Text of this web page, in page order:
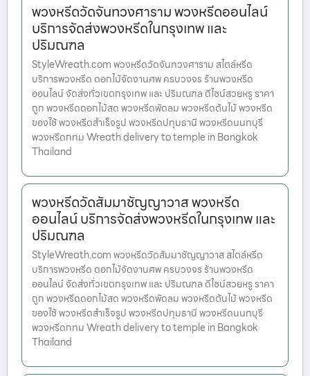
พวงหรีดวัดจันทวงศาราม พวงหรีดออนไลน์
บริการจัดส่งพวงหรีดในกรุงเทพ และ
ปริมณฑล
StyleWreath.com พวงหรีดวัดจันทวงศาราม สไตล์หรีด
บริการพวงหรีด ดอกไม้จัดงานศพ ครบวงจร ร้านพวงหรีด
ออนไลน์ จัดส่งทั่วเขตกรุงเทพ และ ปริมณฑล ดีไซน์สวยหรู ราคา
ถูก พวงหรีดดอกไม้สด พวงหรีดพัดลม พวงหรีดต้นไม้ พวงหรีด
ของใช้ พวงหรีดสำเร็จรูป พวงหรีดปทุมธานี พวงหรีดนนทบุรี
พวงหรีดกทม Wreath delivery to temple in Bangkok
Thailand
พวงหรีดวัดสัมมาชัญญาวาส พวงหรีด
ออนไลน์ บริการจัดส่งพวงหรีดในกรุงเทพ และ
ปริมณฑล
StyleWreath.com พวงหรีดวัดสัมมาชัญญาวาส สไตล์หรีด
บริการพวงหรีด ดอกไม้จัดงานศพ ครบวงจร ร้านพวงหรีด
ออนไลน์ จัดส่งทั่วเขตกรุงเทพ และ ปริมณฑล ดีไซน์สวยหรู ราคา
ถูก พวงหรีดดอกไม้สด พวงหรีดพัดลม พวงหรีดต้นไม้ พวงหรีด
ของใช้ พวงหรีดสำเร็จรูป พวงหรีดปทุมธานี พวงหรีดนนทบุรี
พวงหรีดกทม Wreath delivery to temple in Bangkok
Thailand